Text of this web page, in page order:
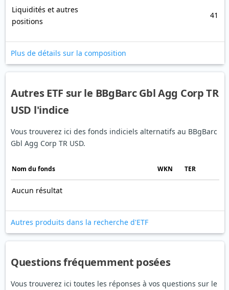
Liquidités et autres
positions
41
Plus de détails sur la composition
Autres ETF sur le BBgBarc Gbl Agg Corp TR
USD l'indice
Vous trouverez ici des fonds indiciels alternatifs au BBgBarc
Gbl Agg Corp TR USD.
Nom du fonds WKN TER
Aucun résultat
Autres produits dans la recherche d'ETF
Questions fréquemment posées
Vous trouverez ici toutes les réponses à vos questions sur le